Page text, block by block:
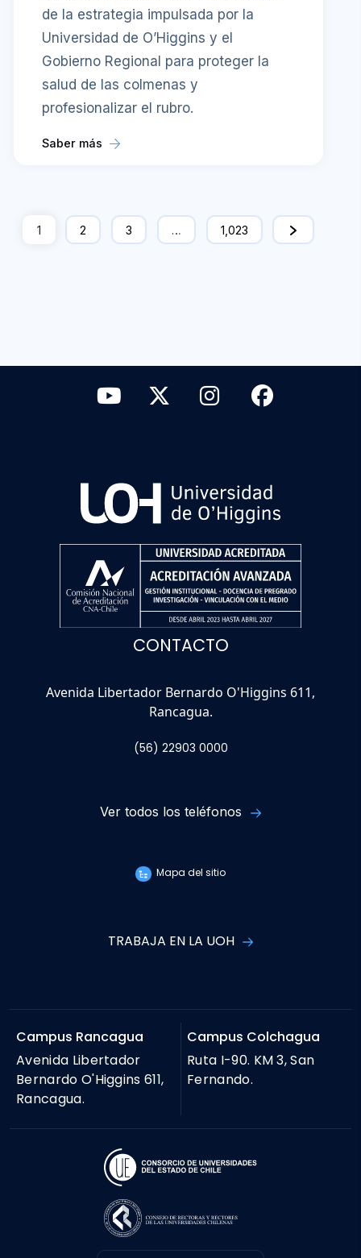
de la estrategia impulsada por la
Universidad de O’Higgins y el
Gobierno Regional para proteger la
salud de las colmenas y
profesionalizar el rubro.
Saber más
1 2 3 … 1,023
CONTACTO
Avenida Libertador Bernardo O'Higgins 611,
Rancagua.
(56) 22903 0000
Ver todos los teléfonos
Mapa del sitio
TRABAJA EN LA UOH
Campus Rancagua
Avenida Libertador
Bernardo O'Higgins 611,
Rancagua.
Campus Colchagua
Ruta I-90. KM 3, San
Fernando.